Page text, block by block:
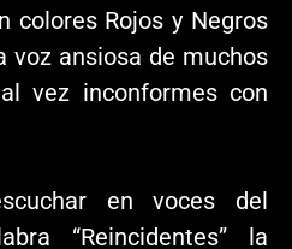
colores Rojos y Negros
voz ansiosa de muchos
vez inconformes con
en voces del
“Reincidentes” la